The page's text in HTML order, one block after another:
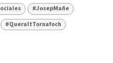
#JosepMañe
#QueraltTornafoch